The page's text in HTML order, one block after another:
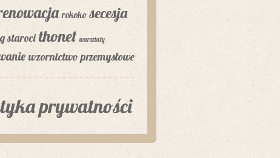
rokoko secesja
staroci thonet warsztaty
wzornictwo przemysłowe
prywatności